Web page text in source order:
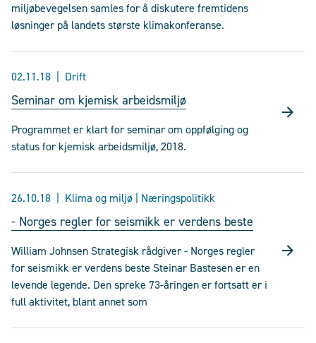
miljøbevegelsen samles for å diskutere fremtidens
løsninger på landets største klimakonferanse.
02.11.18 Drift
Seminar om kjemisk arbeidsmiljø
Programmet er klart for seminar om oppfølging og
status for kjemisk arbeidsmiljø, 2018.
26.10.18 Klima og miljø | Næringspolitikk
- Norges regler for seismikk er verdens beste
William Johnsen Strategisk rådgiver - Norges regler
for seismikk er verdens beste Steinar Bastesen er en
levende legende. Den spreke 73-åringen er fortsatt er i
full aktivitet, blant annet som